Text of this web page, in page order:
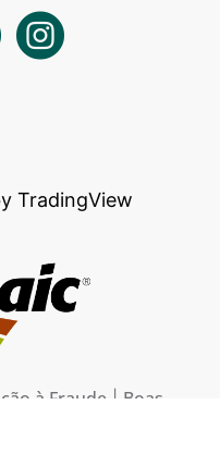
TradingView
à Fraude | Boas